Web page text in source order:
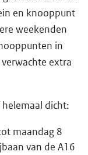
en knooppunt
weekenden
in
extra
dicht:
maandag 8
van de A16